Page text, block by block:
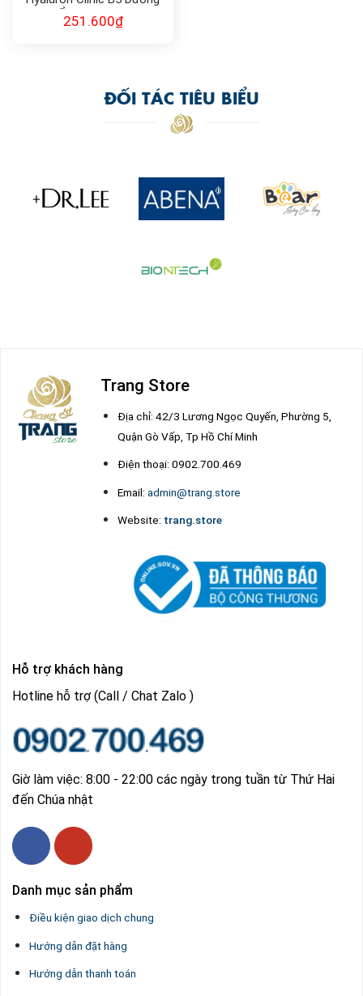
Ẩm Da 500ml
251.600₫
ĐỐI TÁC TIÊU BIỂU
Trang Store
Địa chỉ: 42/3 Lương Ngọc Quyến, Phường 5,
Quận Gò Vấp, Tp Hồ Chí Minh
Điện thoại: 0902.700.469
Email:admin@trang.store
Website: trang.store
Hỗ trợ khách hàng
Hotline hỗ trợ (Call / Chat Zalo )
Giờ làm việc: 8:00 - 22:00 các ngày trong tuần từ Thứ Hai
đến Chúa nhật
Danh mục sản phẩm
Điều kiện giao dịch chung
Hướng dẫn đặt hàng
Hướng dẫn thanh toán